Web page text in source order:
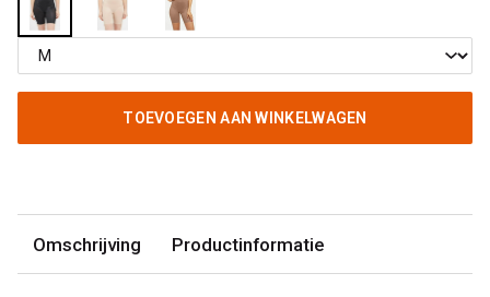
TOEVOEGEN AAN WINKELWAGEN
Omschrijving Productinformatie